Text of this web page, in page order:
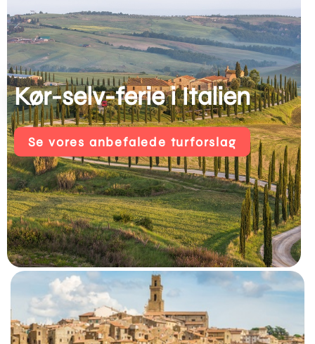
Kør-selv-ferie i Italien
Se vores anbefalede turforslag